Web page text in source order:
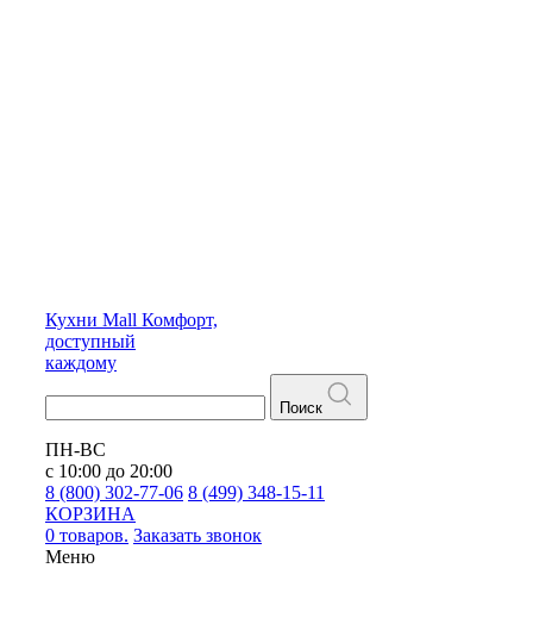
Кухни Mall Комфорт,
доступный
каждому
Поиск
ПН-ВС
с 10:00 до 20:00
8 (800) 302-77-06 8 (499) 348-15-11
КОРЗИНА
0 товаров. Заказать звонок
Меню